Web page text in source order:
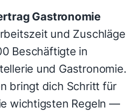
Gastronomie
und Zuschläge
Beschäftigte in
und Gastronomie.
bringt dich Schritt für
wichtigsten Regeln —